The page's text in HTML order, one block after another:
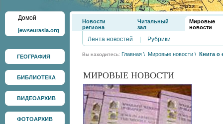
Домой
jewseurasia.org
ГЕОГРАФИЯ
БИБЛИОТЕКА
ВИДЕОАРХИВ
ФОТОАРХИВ
Новости
региона
Читальный
зал
Мировые
новости
Лента новостей Рубрики
Вы находитесь: Главная \ Мировые новости \ Книга о
МИРОВЫЕ НОВОСТИ